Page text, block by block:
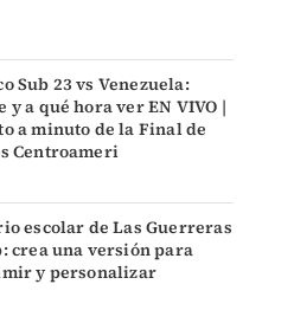
Sub 23 vs Venezuela:
y a qué hora ver EN VIVO |
a minuto de la Final de
Centroameri
escolar de Las Guerreras
crea una versión para
y personalizar